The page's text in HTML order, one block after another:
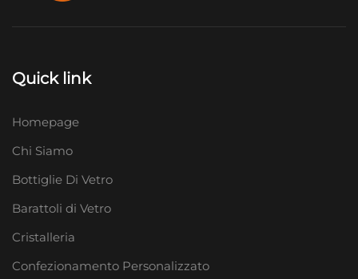
Quick link
Homepage
Chi Siamo
Bottiglie Di Vetro
Barattoli di Vetro
Cristalleria
Confezionamento Personalizzato